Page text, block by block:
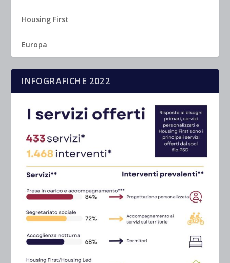
Housing First
Europa
INFOGRAFICHE 2022